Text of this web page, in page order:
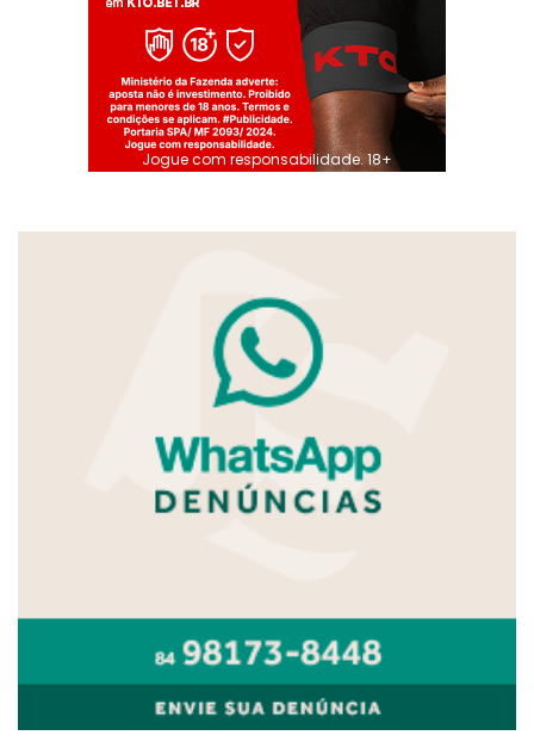
Jogue com responsabilidade. 18+